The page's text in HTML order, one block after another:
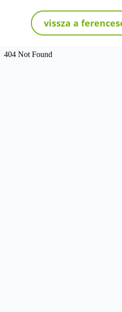
vissza a